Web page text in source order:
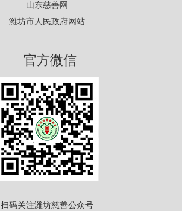
山东慈善网
潍坊市人民政府网站
官方微信
扫码关注潍坊慈善公众号